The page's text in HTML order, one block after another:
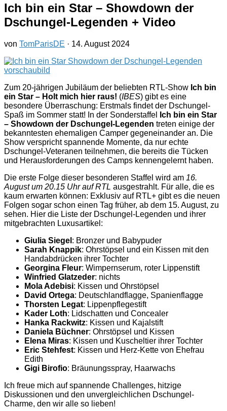
Ich bin ein Star – Showdown der
Dschungel-Legenden + Video
von TomParisDE · 14. August 2024
Zum 20-jährigen Jubiläum der beliebten RTL-Show Ich bin
ein Star – Holt mich hier raus! (IBES) gibt es eine
besondere Überraschung: Erstmals findet der Dschungel-
Spaß im Sommer statt! In der Sonderstaffel
Ich bin ein Star
– Showdown der Dschungel-Legenden treten einige der
bekanntesten ehemaligen Camper gegeneinander an. Die
Show verspricht spannende Momente, da nur echte
Dschungel-Veteranen teilnehmen, die bereits die Tücken
und Herausforderungen des Camps kennengelernt haben.
Die erste Folge dieser besonderen Staffel wird am 16.
August um 20.15 Uhr auf RTL ausgestrahlt. Für alle, die es
kaum erwarten können: Exklusiv auf RTL+ gibt es die neuen
Folgen sogar schon einen Tag früher, ab dem 15. August, zu
sehen. Hier die Liste der Dschungel-Legenden und ihrer
mitgebrachten Luxusartikel:
Giulia Siegel : Bronzer und Babypuder
Sarah Knappik: Ohrstöpsel und ein Kissen mit den
Handabdrücken ihrer Tochter
Georgina Fleur: Wimpernserum, roter Lippenstift
Winfried Glatzeder: nichts
Mola Adebisi: Kissen und Ohrstöpsel
David Ortega: Deutschlandflagge, Spanienflagge
Thorsten Legat: Lippenpflegestift
Kader Loth: Lidschatten und Concealer
Hanka Rackwitz: Kissen und Kajalstift
Daniela Büchner: Ohrstöpsel und Kissen
Elena Miras: Kissen und Kuscheltier ihrer Tochter
Eric Stehfest: Kissen und Herz-Kette von Ehefrau
Edith
Gigi Birofio: Bräunungsspray, Haarwachs
Ich freue mich auf spannende Challenges, hitzige
Diskussionen und den unvergleichlichen Dschungel-
Charme, den wir alle so lieben!